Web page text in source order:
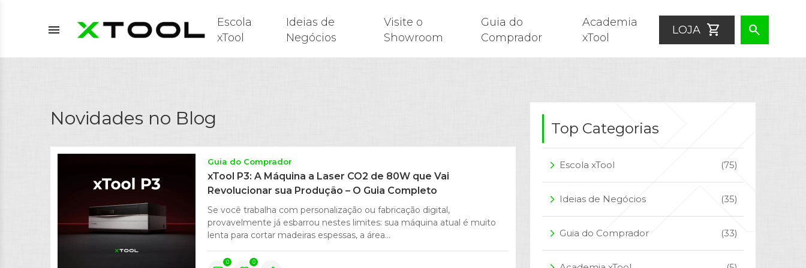
menu
Escola
xTool
Ideias de
Negócios
Visite o
Showroom
Guia do
Comprador
Academia
xTool
LOJA shopping_cart search
Novidades no Blog
Guia do Comprador
xTool P3: A Máquina a Laser CO2 de 80W que Vai
Revolucionar sua Produção – O Guia Completo
Se você trabalha com personalização ou fabricação digital,
provavelmente já esbarrou nestes limites: sua máquina atual é muito
lenta para cortar madeiras espessas, a área...
0 0
Top Categorias
arrow_forward_ios Escola xTool (75)
arrow_forward_ios Ideias de Negócios (35)
arrow_forward_ios Guia do Comprador (33)